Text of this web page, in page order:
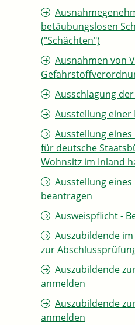
betäubungslosen
("Schächten")
Ausnahmen von
Ausschlagung
Ausstellung
Ausstellung eines
für deutsche
Wohnsitz im Inland
Ausstellung eines
beantragen
Ausweispflicht -
Auszubildende
zur
Auszubildende
anmelden
Auszubildende
anmelden